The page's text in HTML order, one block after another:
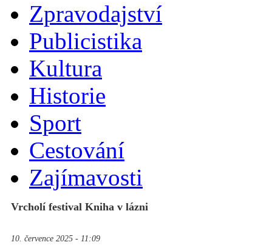
Zpravodajství
Publicistika
Kultura
Historie
Sport
Cestování
Zajímavosti
Vrcholí festival Kniha v lázni
10. července 2025 - 11:09